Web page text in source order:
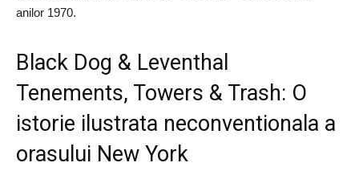
anilor 1970.
Black Dog & Leventhal
Tenements, Towers & Trash: O
istorie ilustrata neconventionala a
orasului New York